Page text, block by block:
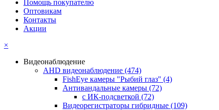
Помощь покупателю
Оптовикам
Контакты
Акции
×
Видеонаблюдение
AHD видеонаблюдение (474)
FishEye камеры "Рыбий глаз" (4)
Антивандальные камеры (72)
с ИК-подсветкой (72)
Видеорегистраторы гибридные (109)